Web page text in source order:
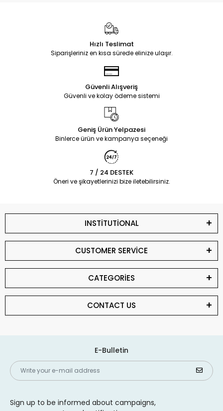
Hızlı Teslimat
Siparişleriniz en kısa sürede elinize ulaşır.
Güvenli Alışveriş
Güvenli ve kolay ödeme sistemi
Geniş Ürün Yelpazesi
Binlerce ürün ve kampanya seçeneği
7 / 24 DESTEK
Öneri ve şikayetlerinizi bize iletebilirsiniz.
INSTİTUTİONAL
CUSTOMER SERVİCE
CATEGORİES
CONTACT US
E-Bulletin
Sign up to be informed about campaigns,